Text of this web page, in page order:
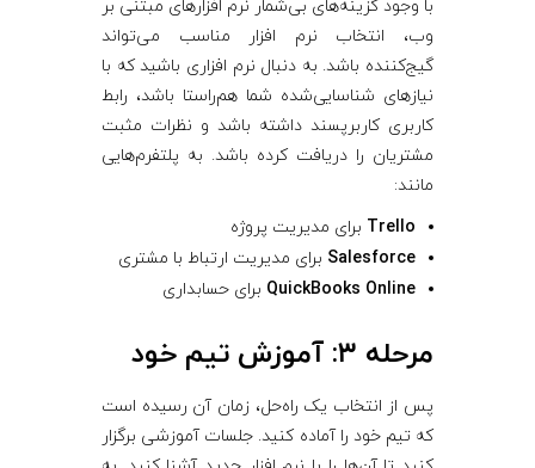
با وجود گزینه‌های بی‌شمار نرم‌ افزارهای مبتنی بر
وب، انتخاب نرم‌ افزار مناسب می‌تواند
گیج‌کننده باشد. به دنبال نرم‌ افزاری باشید که با
نیازهای شناسایی‌شده شما هم‌راستا باشد، رابط
کاربری کاربرپسند داشته باشد و نظرات مثبت
مشتریان را دریافت کرده باشد. به پلتفرم‌هایی
مانند:
Trello برای مدیریت پروژه
Salesforce برای مدیریت ارتباط با مشتری
QuickBooks Online برای حسابداری
مرحله ۳: آموزش تیم خود
پس از انتخاب یک راه‌حل، زمان آن رسیده است
که تیم خود را آماده کنید. جلسات آموزشی برگزار